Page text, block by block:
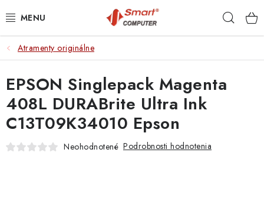
na
NOTEBOOKY
MOBILNÉ ZARIADENIA
PC A KOMPONENTY
PERIFÉRIE
Atramenty originálne
EPSON Singlepack Magenta
408L DURABrite Ultra Ink
C13T09K34010 Epson
Neohodnotené Podrobnosti hodnotenia